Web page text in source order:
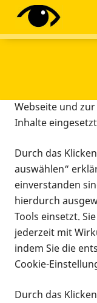
Infomaterial
Vorlesen
Diese Webseite
Tracking-Tools
Webseite und
Inhalte
Durch das
auswählen“
einverstanden
hierdurch
Tools einsetzt.
jederzeit mit
indem Sie die
Cookie-
Durch das